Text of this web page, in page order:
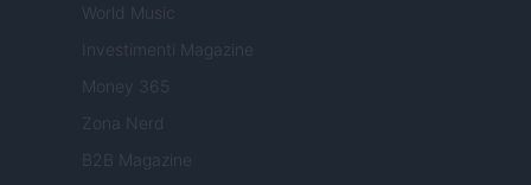
World Music
Investimenti Magazine
Money 365
Zona Nerd
B2B Magazine